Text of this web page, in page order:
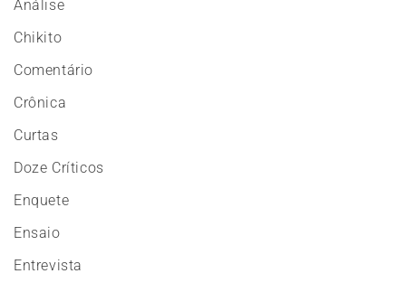
Análise
Chikito
Comentário
Crônica
Curtas
Doze Críticos
Enquete
Ensaio
Entrevista